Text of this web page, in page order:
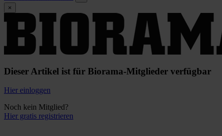
×
Dieser Artikel ist für Biorama-Mitglieder verfügbar
Hier einloggen
Noch kein Mitglied?
Hier gratis registrieren